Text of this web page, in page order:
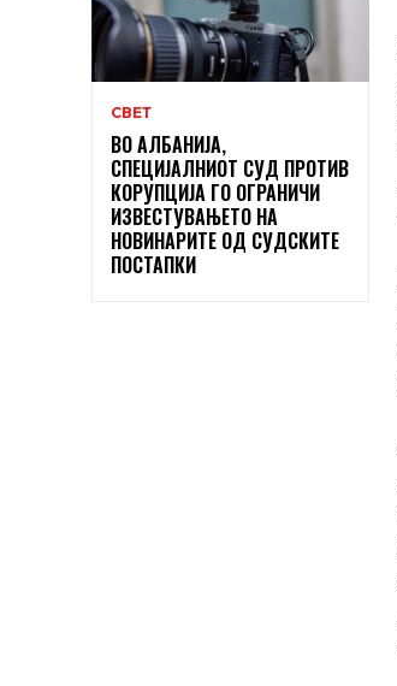
СВЕТ
ВО АЛБАНИЈА,
СПЕЦИЈАЛНИОТ СУД ПРОТИВ
КОРУПЦИЈА ГО ОГРАНИЧИ
ИЗВЕСТУВАЊЕТО НА
НОВИНАРИТЕ ОД СУДСКИТЕ
ПОСТАПКИ